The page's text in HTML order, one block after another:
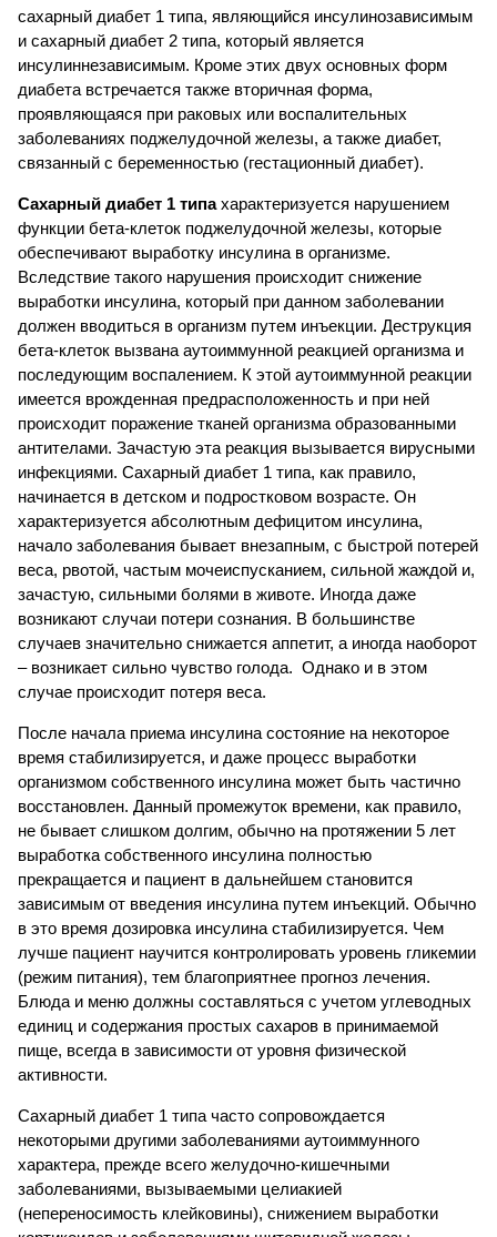
сахарный диабет 1 типа, являющийся инсулинозависимым
и сахарный диабет 2 типа, который является
инсулиннезависимым. Кроме этих двух основных форм
диабета встречается также вторичная форма,
проявляющаяся при раковых или воспалительных
заболеваниях поджелудочной железы, а также диабет,
связанный с беременностью (гестационный диабет).
Сахарный диабет 1 типахарактеризуется нарушением
функции бета-клеток поджелудочной железы, которые
обеспечивают выработку инсулина в организме.
Вследствие такого нарушения происходит снижение
выработки инсулина, который при данном заболевании
должен вводиться в организм путем инъекции. Деструкция
бета-клеток вызвана аутоиммунной реакцией организма и
последующим воспалением. К этой аутоиммунной реакции
имеется врожденная предрасположенность и при ней
происходит поражение тканей организма образованными
антителами. Зачастую эта реакция вызывается вирусными
инфекциями. Сахарный диабет 1 типа, как правило,
начинается в детском и подростковом возрасте. Он
характеризуется абсолютным дефицитом инсулина,
начало заболевания бывает внезапным, с быстрой потерей
веса, рвотой, частым мочеиспусканием, сильной жаждой и,
зачастую, сильными болями в животе. Иногда даже
возникают случаи потери сознания. В большинстве
случаев значительно снижается аппетит, а иногда наоборот
– возникает сильно чувство голода. Однако и в этом
случае происходит потеря веса.
После начала приема инсулина состояние на некоторое
время стабилизируется, и даже процесс выработки
организмом собственного инсулина может быть частично
восстановлен. Данный промежуток времени, как правило,
не бывает слишком долгим, обычно на протяжении 5 лет
выработка собственного инсулина полностью
прекращается и пациент в дальнейшем становится
зависимым от введения инсулина путем инъекций. Обычно
в это время дозировка инсулина стабилизируется. Чем
лучше пациент научится контролировать уровень гликемии
(режим питания), тем благоприятнее прогноз лечения.
Блюда и меню должны составляться с учетом углеводных
единиц и содержания простых сахаров в принимаемой
пище, всегда в зависимости от уровня физической
активности.
Сахарный диабет 1 типа часто сопровождается
некоторыми другими заболеваниями аутоиммунного
характера, прежде всего желудочно-кишечными
заболеваниями, вызываемыми целиакией
(непереносимость клейковины), снижением выработки